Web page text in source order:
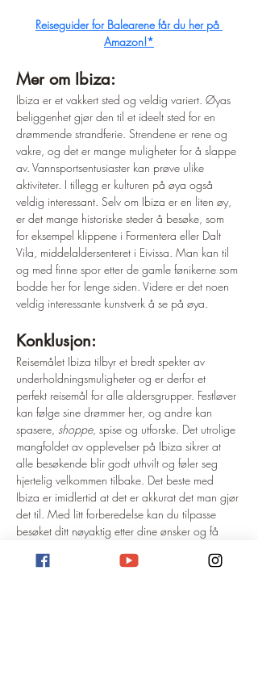
Reiseguider for Balearene får du her på
Amazon!*
Mer om Ibiza:
Ibiza er et vakkert sted og veldig variert. Øyas
beliggenhet gjør den til et ideelt sted for en
drømmende strandferie. Strendene er rene og
vakre, og det er mange muligheter for å slappe
av. Vannsportsentusiaster kan prøve ulike
aktiviteter. I tillegg er kulturen på øya også
veldig interessant. Selv om Ibiza er en liten øy,
er det mange historiske steder å besøke, som
for eksempel klippene i Formentera eller Dalt
Vila, middelaldersenteret i Eivissa. Man kan til
og med finne spor etter de gamle fønikerne som
bodde her for lenge siden. Videre er det noen
veldig interessante kunstverk å se på øya.
Konklusjon:
Reisemålet Ibiza tilbyr et bredt spekter av
underholdningsmuligheter og er derfor et
perfekt reisemål for alle aldersgrupper. Festløver
kan følge sine drømmer her, og andre kan
spasere, shoppe, spise og utforske. Det utrolige
mangfoldet av opplevelser på Ibiza sikrer at
alle besøkende blir godt uthvilt og føler seg
hjertelig velkommen tilbake. Det beste med
Ibiza er imidlertid at det er akkurat det man gjør
det til. Med litt forberedelse kan du tilpasse
besøket ditt nøyaktig etter dine ønsker og få
partysenter eller i en liten strandbutikk. 🌴🌞🎉